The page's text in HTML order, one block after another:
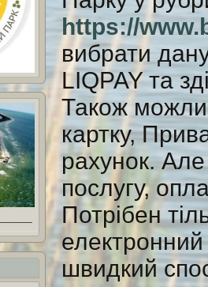
https://
вибрати
LIQPAY та
Також
картку,
рахунок.
послугу,
Потрібен
швидкий